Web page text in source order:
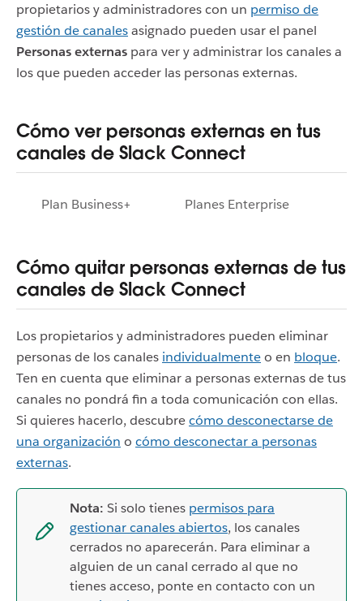
propietarios y administradores con un permiso de
gestión de canalesasignado pueden usar el panel
Personas externas para ver y administrar los canales a
los que pueden acceder las personas externas.
Cómo ver personas externas en tus
canales de Slack Connect
Plan Business+ Planes Enterprise
Cómo quitar personas externas de tus
canales de Slack Connect
Los propietarios y administradores pueden eliminar
personas de los canales individualmenteo en bloque.
Ten en cuenta que eliminar a personas externas de tus
canales no pondrá fin a toda comunicación con ellas.
Si quieres hacerlo, descubrecómo desconectarse de
una organización o cómo desconectar a personas
externas.
Nota: Si solo tienes permisos para
gestionar canales abiertos, los canales
cerrados no aparecerán. Para eliminar a
alguien de un canal cerrado al que no
tienes acceso, ponte en contacto con un